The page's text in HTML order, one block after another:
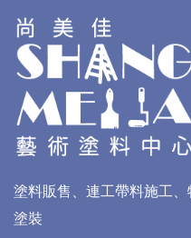
塗料販售、連工帶料施工
塗裝